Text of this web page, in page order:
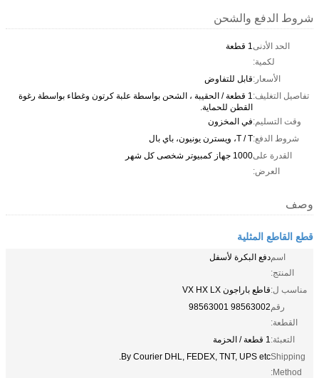
شروط الدفع والشحن
الحد الأدنى
لكمية:
1 قطعة
الأسعار:قابل للتفاوض
تفاصيل التغليف:
1 قطعة / الحقيبة ، الشحن بواسطة علبة كرتون وغطاء بواسطة رغوة
القطن للحماية.
وقت التسليم:في المخزون
شروط الدفع:T / T، ويسترن يونيون، باي بال
القدرة على
العرض:
1000 جهاز كمبيوتر شخصى كل شهر
وصف
قطع القاطع المثلية
اسم
المنتج:
دفع البكرة لأسفل
مناسب ل:قاطع باراجون VX HX LX
رقم
القطعة:
98563002 98563001
التعبئة:1 قطعة / الحزمة
Shipping
Method:
By Courier DHL, FEDEX, TNT, UPS etc.